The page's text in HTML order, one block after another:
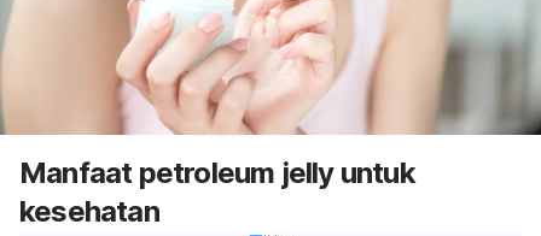
Manfaat petroleum jelly untuk
kesehatan